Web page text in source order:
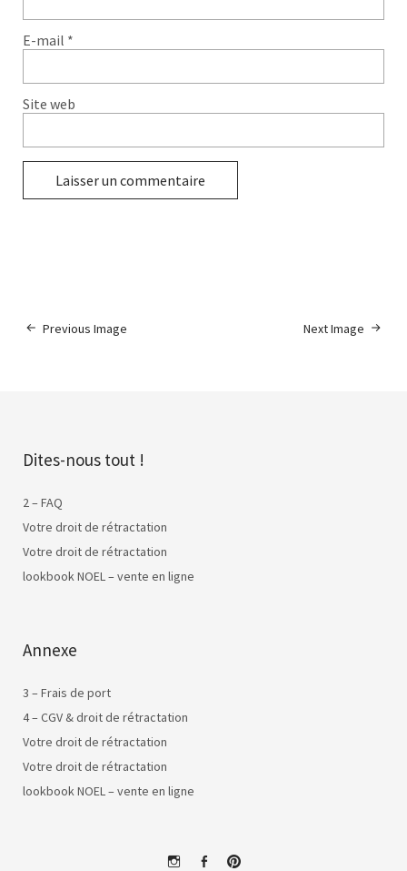
E-mail *
Site web
Next Image
Previous Image
Dites-nous tout !
2 – FAQ
Votre droit de rétractation
Votre droit de rétractation
lookbook NOEL – vente en ligne
Annexe
3 – Frais de port
4 – CGV & droit de rétractation
Votre droit de rétractation
Votre droit de rétractation
lookbook NOEL – vente en ligne